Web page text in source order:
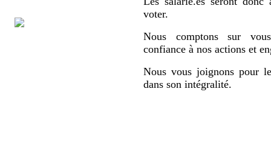
voter.
Nous comptons sur
confiance à nos actions et
Nous vous joignons pour
dans son intégralité.